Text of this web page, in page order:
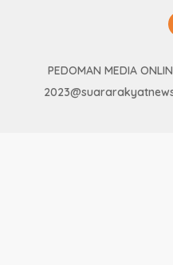
PEDOMAN MEDIA